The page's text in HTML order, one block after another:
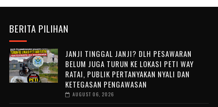
BERITA PILIHAN
JANJI TINGGAL JANJI? DLH PESAWARAN
BELUM JUGA TURUN KE LOKASI PETI WAY
RATAI, PUBLIK PERTANYAKAN NYALI DAN
KETEGASAN PENGAWASAN
AUGUST 06, 2026